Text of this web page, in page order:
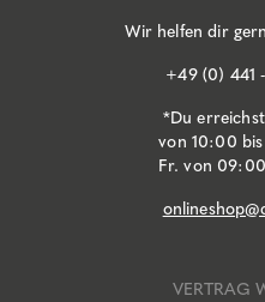
Wir helfen dir
+49 (0) 441
*Du
von 10:00
Fr. von
VERTRAG